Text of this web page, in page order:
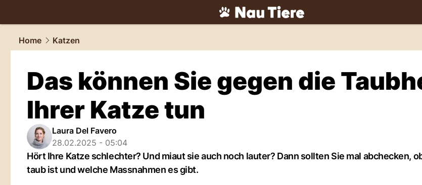
tiere.NAU.ch
Home
Katzen
Das können Sie gegen die
Ihrer Katze tun
Laura Del Favero
28.02.2025 - 05:04
Hört Ihre Katze schlechter? Und miaut sie auch noch lauter? Dann sollten Sie mal abchecken,
taub ist und welche Massnahmen es gibt.